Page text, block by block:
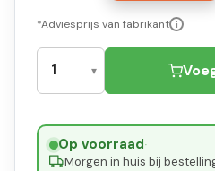
*Adviesprijs van fabrikant i
Op voorraad·
Morgen in huis bij